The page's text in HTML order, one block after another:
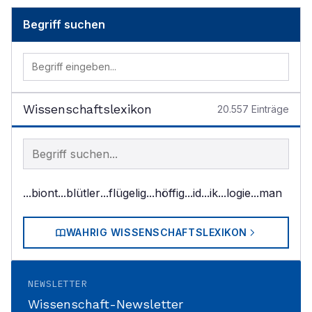
Begriff suchen
Wissenschaftslexikon 20.557 Einträge
Begriff im Lexikon suchen
...biont...blütler...flügelig...höffig...id...ik...logie...man
WAHRIG WISSENSCHAFTSLEXIKON
NEWSLETTER
Wissenschaft-Newsletter